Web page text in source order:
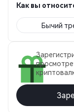
Как вы
Бычий